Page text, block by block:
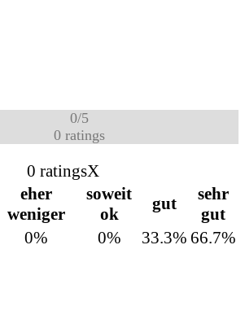
0/5
0ratings
0 ratingsX
eher
weniger
soweit
ok
gut
sehr
gut
0% 0% 33.3% 66.7%